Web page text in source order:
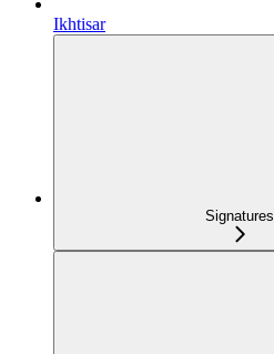
Ikhtisar
Signatures